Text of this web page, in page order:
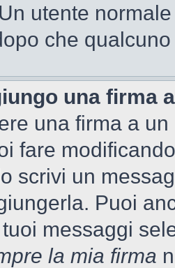
utente
che
una firma
una firma a
fare
scrivi un
Puoi
messaggi
la mia firma